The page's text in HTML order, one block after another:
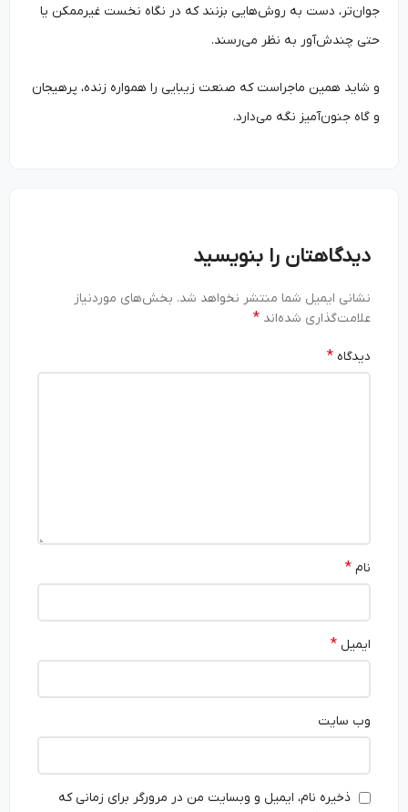
جوان‌تر، دست به روش‌هایی بزنند که در نگاه نخست غیرممکن یا
حتی چندش‌آور به نظر می‌رسند.
و شاید همین ماجراست که صنعت زیبایی را همواره زنده، پرهیجان
و گاه جنون‌آمیز نگه می‌دارد.
دیدگاهتان را بنویسید
نشانی ایمیل شما منتشر نخواهد شد. بخش‌های موردنیاز
علامت‌گذاری شده‌اند*
دیدگاه*
ایمیل*
وب‌ سایت
ذخیره نام، ایمیل و وبسایت من در مرورگر برای زمانی که